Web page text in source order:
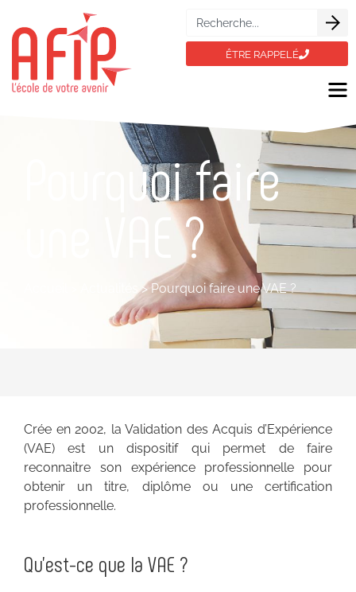
ÊTRE RAPPELÉ
Pourquoi faire
une VAE ?
> Pourquoi faire une VAE ?
Crée en 2002, la Validation des Acquis d’Expérience
(VAE) est un dispositif qui permet de faire
reconnaitre son expérience professionnelle pour
obtenir un titre, diplôme ou une certification
professionnelle.
Qu’est-ce que la VAE ?